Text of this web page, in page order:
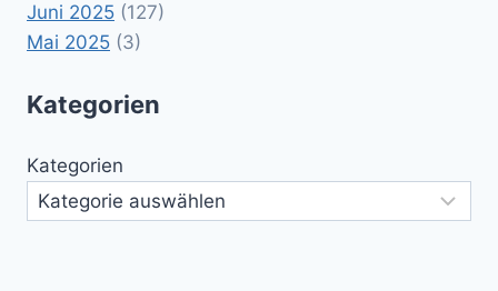
Juni 2025 (127)
Mai 2025 (3)
Kategorien
Kategorien